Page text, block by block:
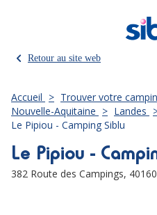
Retour au site web
Accueil
Trouver votre
Nouvelle-Aquitaine
Landes
Le Pipiou - Camping Siblu
Le Pipiou -
382 Route des Campings,